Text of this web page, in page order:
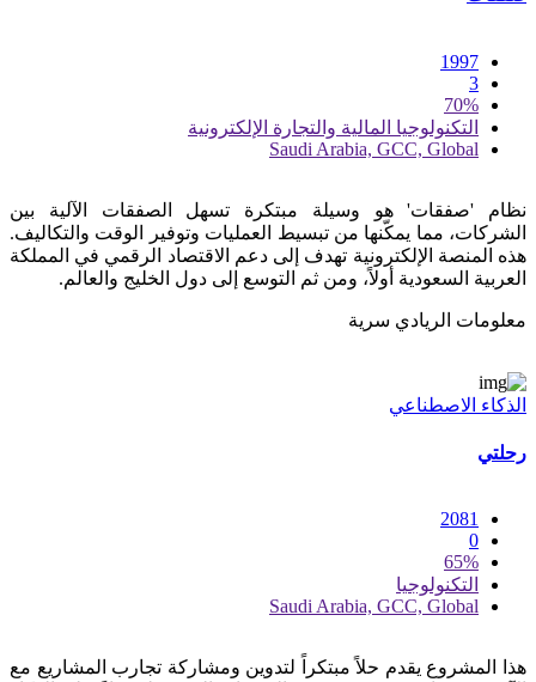
1997
3
70%
التكنولوجيا المالية والتجارة الإلكترونية
Saudi Arabia, GCC, Global
نظام 'صفقات' هو وسيلة مبتكرة تسهل الصفقات الآلية بين
الشركات، مما يمكّنها من تبسيط العمليات وتوفير الوقت والتكاليف.
هذه المنصة الإلكترونية تهدف إلى دعم الاقتصاد الرقمي في المملكة
العربية السعودية أولاً، ومن ثم التوسع إلى دول الخليج والعالم.
معلومات الريادي سرية
الذكاء الاصطناعي
رحلتي
2081
0
65%
التكنولوجيا
Saudi Arabia, GCC, Global
هذا المشروع يقدم حلاً مبتكراً لتدوين ومشاركة تجارب المشاريع مع